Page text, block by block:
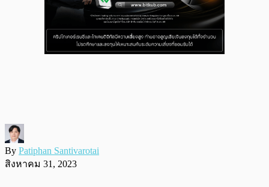
By Patiphan Santivarotai
สิงหาคม 31, 2023